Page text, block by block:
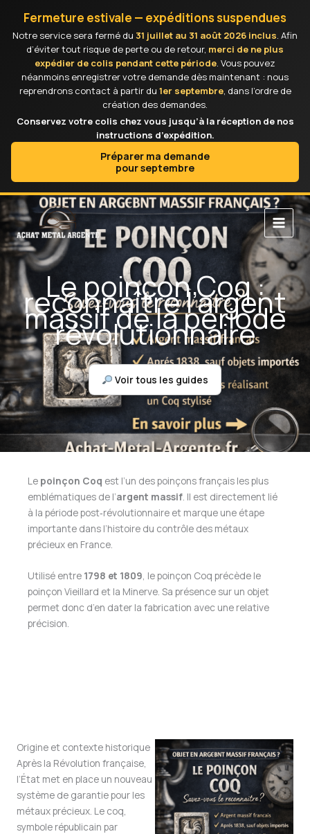
Fermeture estivale — expéditions suspendues
Notre service sera fermé du 31 juillet au 31 août 2026 inclus. Afin
d’éviter tout risque de perte ou de retour, merci de ne plus
expédier de colis pendant cette période. Vous pouvez
néanmoins enregistrer votre demande dès maintenant : nous
reprendrons contact à partir du 1er septembre, dans l’ordre de
création des demandes.
Conservez votre colis chez vous jusqu’à la réception de nos
instructions d’expédition.
Préparer ma demande
pour septembre
contenu
Le poinçon Coq :
reconnaître l’argent
massif de la période
révolutionnaire
Voir tous les guides
Le poinçon Coq est l’un des poinçons français les plus
emblématiques de l’argent massif. Il est directement lié
à la période post‑révolutionnaire et marque une étape
importante dans l’histoire du contrôle des métaux
précieux en France.
Utilisé entre 1798 et 1809, le poinçon Coq précède le
poinçon Vieillard et la Minerve. Sa présence sur un objet
permet donc d’en dater la fabrication avec une relative
précision.
Origine et contexte historique
Après la Révolution française,
l’État met en place un nouveau
système de garantie pour les
métaux précieux. Le coq,
symbole républicain par